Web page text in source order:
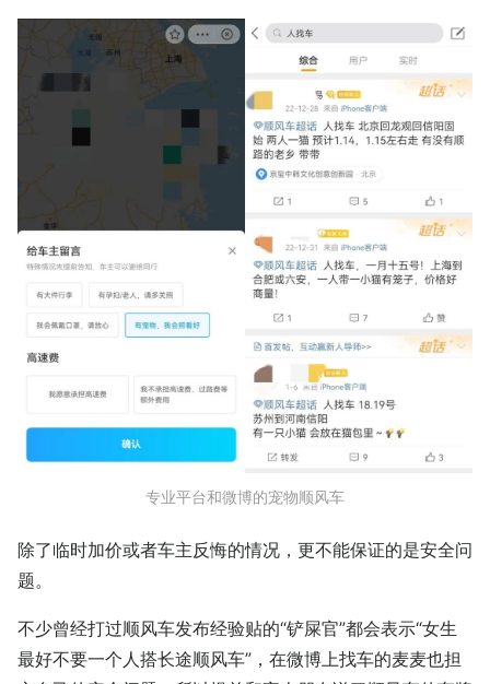
专业平台和微博的宠物顺风车
除了临时加价或者车主反悔的情况，更不能保证的是安全问
题。
不少曾经打过顺风车发布经验贴的“铲屎官”都会表示“女生
最好不要一个人搭长途顺风车”，在微博上找车的麦麦也担